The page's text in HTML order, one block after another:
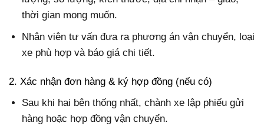
thời gian mong muốn.
Nhân viên tư vấn đưa ra phương án vận chuyển, loại
xe phù hợp và báo giá chi tiết.
2. Xác nhận đơn hàng & ký hợp đồng (nếu có)
Sau khi hai bên thống nhất, chành xe lập phiếu gửi
hàng hoặc hợp đồng vận chuyển.